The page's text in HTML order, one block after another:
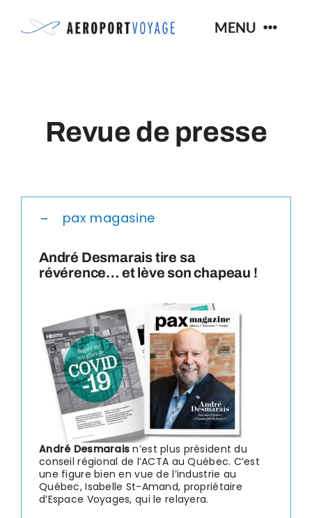
MENU
Services
FAQ
Nous Joindre
Revue de presse
pax magasine
André Desmarais tire sa
révérence… et lève son chapeau !
André Desmarais n’est plus président du
conseil régional de l’ACTA au Québec. C’est
une figure bien en vue de l’industrie au
Québec, Isabelle St-Amand, propriétaire
d’Espace Voyages, qui le relayera.